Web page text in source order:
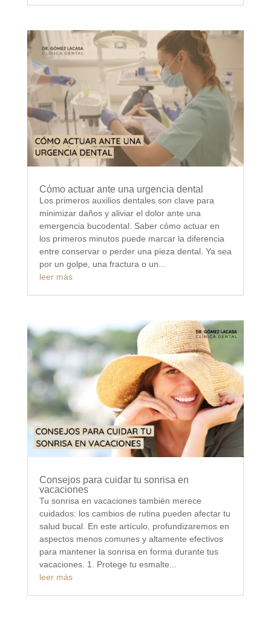
Cómo actuar ante una urgencia dental
Los primeros auxilios dentales son clave para
minimizar daños y aliviar el dolor ante una
emergencia bucodental. Saber cómo actuar en
los primeros minutos puede marcar la diferencia
entre conservar o perder una pieza dental. Ya sea
por un golpe, una fractura o un...
leer más
Consejos para cuidar tu sonrisa en
vacaciones
Tu sonrisa en vacaciones también merece
cuidados: los cambios de rutina pueden afectar tu
salud bucal. En este artículo, profundizaremos en
aspectos menos comunes y altamente efectivos
para mantener la sonrisa en forma durante tus
vacaciones. 1. Protege tu esmalte...
leer más